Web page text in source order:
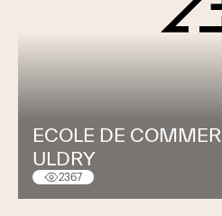
ECOLE DE
ULDRY
2367